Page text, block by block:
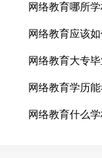
网络教育哪所
网络教育应该
网络教育大专
网络教育学历
网络教育什么